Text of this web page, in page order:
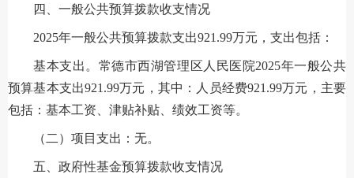
四、一般公共预算拨款收支情况
2025年一般公共预算拨款支出921.99万元，支出包括：
基本支出。常德市西湖管理区人民医院2025年一般公共
预算基本支出921.99万元，其中：人员经费921.99万元，主要
包括：基本工资、津贴补贴、绩效工资等。
（二）项目支出：无。
五、政府性基金预算拨款收支情况